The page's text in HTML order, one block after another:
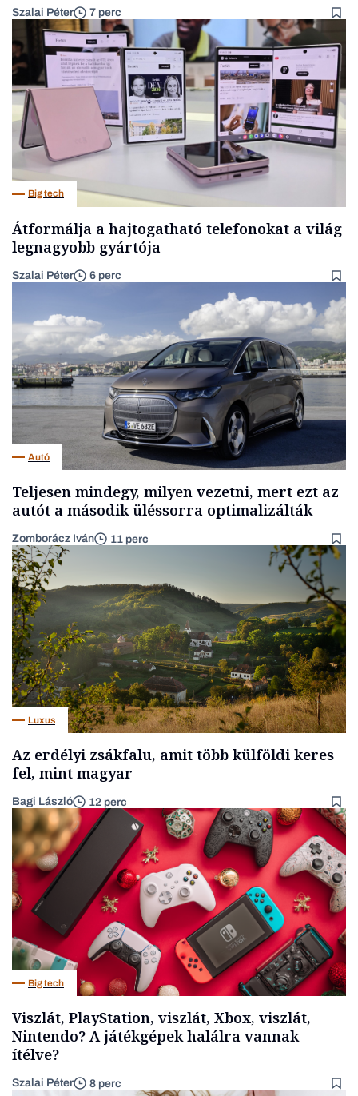
Szalai Péter 7 perc
Big tech
Átformálja a hajtogatható telefonokat a világ
legnagyobb gyártója
Szalai Péter 6 perc
Autó
Teljesen mindegy, milyen vezetni, mert ezt az
autót a második üléssorra optimalizálták
Zomborácz Iván 11 perc
Luxus
Az erdélyi zsákfalu, amit több külföldi keres
fel, mint magyar
Bagi László 12 perc
Big tech
Viszlát, PlayStation, viszlát, Xbox, viszlát,
Nintendo? A játékgépek halálra vannak
ítélve?
Szalai Péter 8 perc